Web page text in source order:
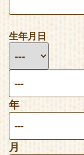
生年月日
年
月